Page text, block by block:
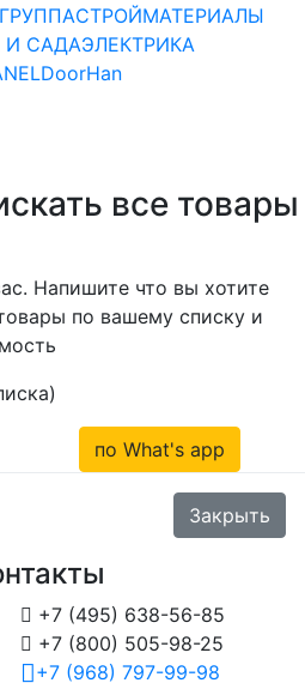
СТРОЙМАТЕРИАЛЫ
И САДАЭЛЕКТРИКА
DoorHan
все товары
Напишите что вы хотите
по вашему списку и
по What's app
Закрыть
 +7 (495) 638-56-85
 +7 (800) 505-98-25
+7 (968) 797-99-98